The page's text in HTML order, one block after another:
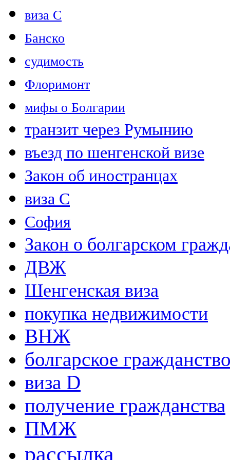
виза C
Банско
судимость
Флоримонт
мифы о Болгарии
транзит через Румынию
въезд по шенгенской визе
Закон об иностранцах
виза С
София
Закон о болгарском
ДВЖ
Шенгенская виза
покупка недвижимости
ВНЖ
болгарское
виза D
получение гражданства
ПМЖ
рассылка